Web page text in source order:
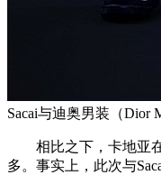
Sacai与迪奥男装（Dior
相比之下，卡地亚在
多。事实上，此次与